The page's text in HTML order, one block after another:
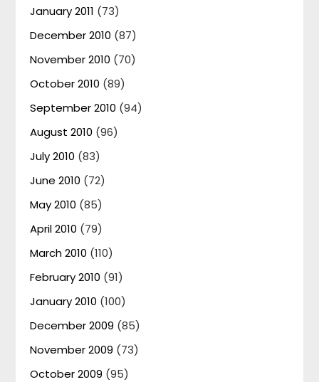
January 2011 (73)
December 2010 (87)
November 2010 (70)
October 2010 (89)
September 2010 (94)
August 2010 (96)
July 2010 (83)
June 2010 (72)
May 2010 (85)
April 2010 (79)
March 2010 (110)
February 2010 (91)
January 2010 (100)
December 2009 (85)
November 2009 (73)
October 2009 (95)